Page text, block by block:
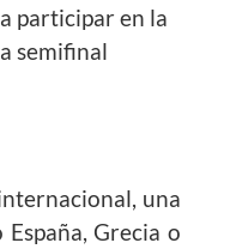
participar en la
semifinal
una
Grecia o